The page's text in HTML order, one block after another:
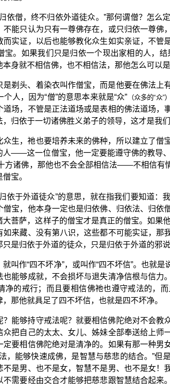
依僧，终不归依外道徒众。”那何谓僧？怎
能只认为只有一尊佛存在，或只归依一尊
实证，以后也能够教化众生如实亲证，不
宝。如果我们只是归依一个现出家相的人
身就不相信佛，也不相信法，那他怎么可以是
是剃头、着染衣叫作僧宝，而是他要在佛法
人，因为“僧”的意思本来就是“众” （众多的“众”）
场，不管是正法道场或是表相的佛法道场
归依于一切诸佛胜义弟子的领导，这才是我们
众生，祂也要培养未来的佛种，所以建立了
人——这一位僧宝，他一定要能遵守佛的教导
方诸佛，那他也不会全部相信法——不相信
宝。
依于外道徒众”的意思，就在指我们要知道
僧宝，他本身一定也是归依佛、归依法、归
菩萨，这样子的僧宝才是真正的僧宝。如果
来藏、没有第八识，这些都不可能实证，
是归依于外道的徒众，只是归依于外道的邪
叫作“四不坏净”，或叫作“四不坏信”。也就
能够成就，不会损坏与退失清净信根与信
净的戒行；而且要相信佛祂也遵守戒法的，
那他就具足了四不坏信，也就是四不坏净。
？能够持守戒法呢？就要相信佛陀绝对不会
把自己的太太、女儿、姊妹全部奉送给上
要相信佛陀绝对是清净的。如果有那一种
，能够快速成佛，是智慧与慈悲的结合。”
是男、也不是女，智慧不是男、也不是女
需要经由交合才能够把慈悲跟智慧结合起